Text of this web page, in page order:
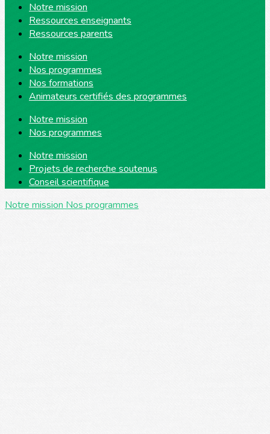
Notre mission
Ressources enseignants
Ressources parents
Notre mission
Nos programmes
Nos formations
Animateurs certifiés des programmes
Notre mission
Nos programmes
Notre mission
Projets de recherche soutenus
Conseil scientifique
Notre mission Nos programmes